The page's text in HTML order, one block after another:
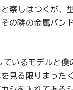
察しはつくが、
の隣の金属バン
いるモデルと僕
見る限りまった